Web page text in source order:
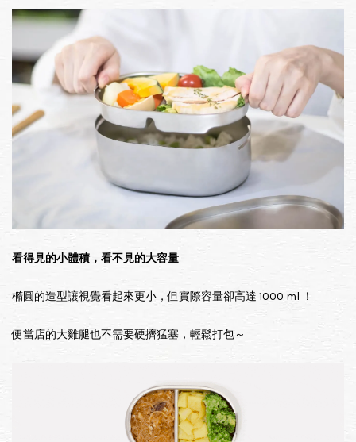
看得見的小體積，看不見的大容量
橢圓的造型讓視覺看起來更小，但實際容量卻高達 1000 ml ！
便當店的大雞腿也不需要硬擠猛塞，輕鬆打包～